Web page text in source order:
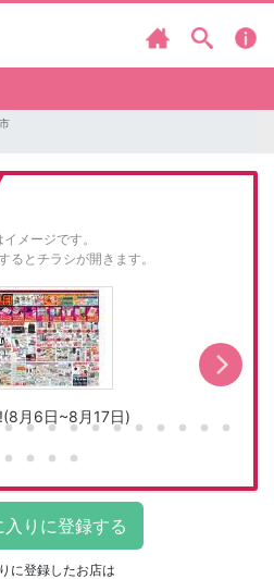
メージです。
るとチラシが開きます。
月6日~8月17日)
に登録したお店は